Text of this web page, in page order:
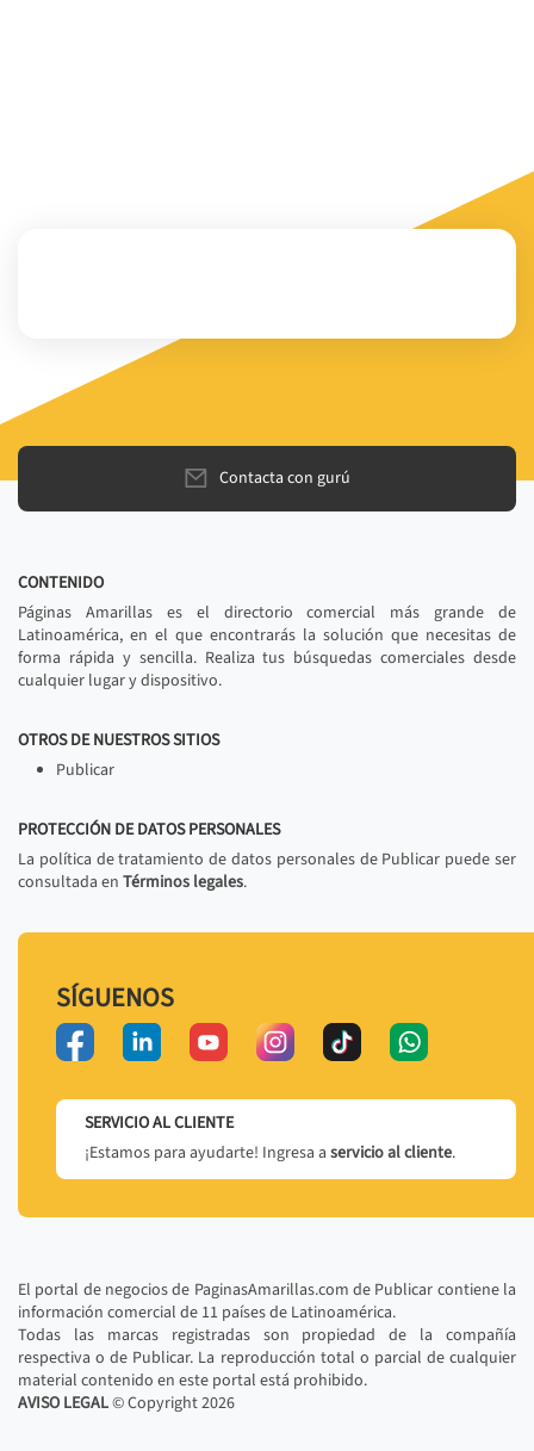
Contacta con gurú
CONTENIDO
Páginas Amarillas es el directorio comercial más grande de
Latinoamérica, en el que encontrarás la solución que necesitas de
forma rápida y sencilla. Realiza tus búsquedas comerciales desde
cualquier lugar y dispositivo.
OTROS DE NUESTROS SITIOS
Publicar
PROTECCIÓN DE DATOS PERSONALES
La política de tratamiento de datos personales de Publicar puede ser
consultada en Términos legales.
SÍGUENOS
SERVICIO AL CLIENTE
¡Estamos para ayudarte! Ingresa a servicio al cliente.
El portal de negocios de PaginasAmarillas.com de Publicar contiene la
información comercial de 11 países de Latinoamérica.
Todas las marcas registradas son propiedad de la compañía
respectiva o de Publicar. La reproducción total o parcial de cualquier
material contenido en este portal está prohibido.
AVISO LEGAL© Copyright2026